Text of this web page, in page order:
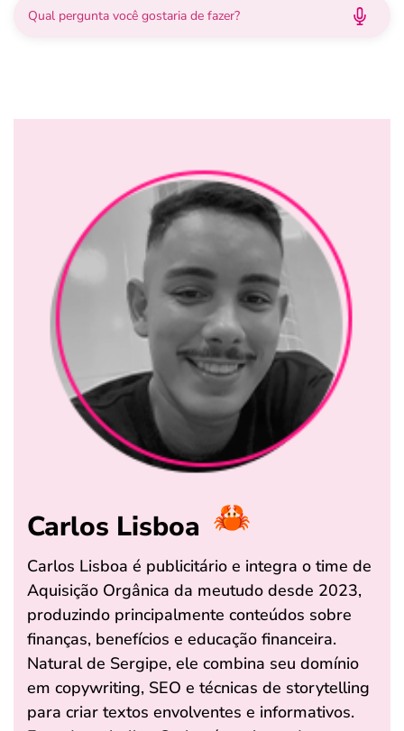
Carlos Lisboa
Carlos Lisboa é publicitário e integra o time de
Aquisição Orgânica da meutudo desde 2023,
produzindo principalmente conteúdos sobre
finanças, benefícios e educação financeira.
Natural de Sergipe, ele combina seu domínio
em copywriting, SEO e técnicas de storytelling
para criar textos envolventes e informativos.